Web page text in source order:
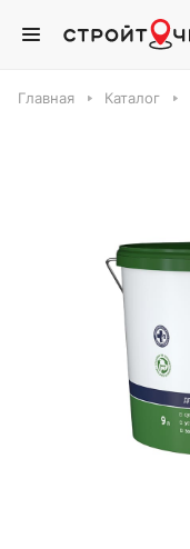
Главная Каталог